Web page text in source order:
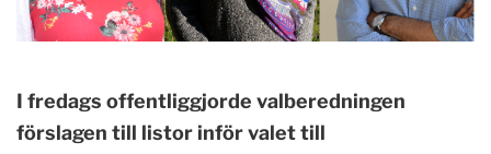
I fredags offentliggjorde valberedningen
förslagen till listor inför valet till